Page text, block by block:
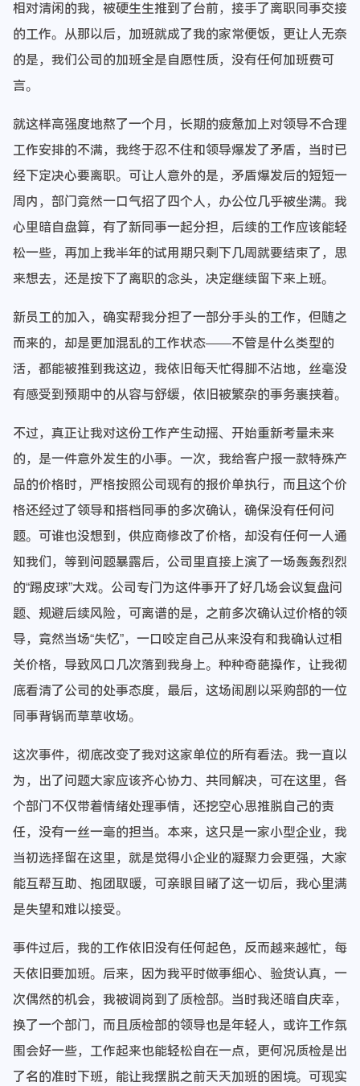
相对清闲的我，被硬生生推到了台前，接手了离职同事交接
的工作。从那以后，加班就成了我的家常便饭，更让人无奈
的是，我们公司的加班全是自愿性质，没有任何加班费可
言。
就这样高强度地熬了一个月，长期的疲惫加上对领导不合理
工作安排的不满，我终于忍不住和领导爆发了矛盾，当时已
经下定决心要离职。可让人意外的是，矛盾爆发后的短短一
周内，部门竟然一口气招了四个人，办公位几乎被坐满。我
心里暗自盘算，有了新同事一起分担，后续的工作应该能轻
松一些，再加上我半年的试用期只剩下几周就要结束了，思
来想去，还是按下了离职的念头，决定继续留下来上班。
新员工的加入，确实帮我分担了一部分手头的工作，但随之
而来的，却是更加混乱的工作状态——不管是什么类型的
活，都能被推到我这边，我依旧每天忙得脚不沾地，丝毫没
有感受到预期中的从容与舒缓，依旧被繁杂的事务裹挟着。
不过，真正让我对这份工作产生动摇、开始重新考量未来
的，是一件意外发生的小事。一次，我给客户报一款特殊产
品的价格时，严格按照公司现有的报价单执行，而且这个价
格还经过了领导和搭档同事的多次确认，确保没有任何问
题。可谁也没想到，供应商修改了价格，却没有任何一人通
知我们，等到问题暴露后，公司里直接上演了一场轰轰烈烈
的“踢皮球”大戏。公司专门为这件事开了好几场会议复盘问
题、规避后续风险，可离谱的是，之前多次确认过价格的领
导，竟然当场“失忆”，一口咬定自己从来没有和我确认过相
关价格，导致风口几次落到我身上。种种奇葩操作，让我彻
底看清了公司的处事态度，最后，这场闹剧以采购部的一位
同事背锅而草草收场。
这次事件，彻底改变了我对这家单位的所有看法。我一直以
为，出了问题大家应该齐心协力、共同解决，可在这里，各
个部门不仅带着情绪处理事情，还挖空心思推脱自己的责
任，没有一丝一毫的担当。本来，这只是一家小型企业，我
当初选择留在这里，就是觉得小企业的凝聚力会更强，大家
能互帮互助、抱团取暖，可亲眼目睹了这一切后，我心里满
是失望和难以接受。
事件过后，我的工作依旧没有任何起色，反而越来越忙，每
天依旧要加班。后来，因为我平时做事细心、验货认真，一
次偶然的机会，我被调岗到了质检部。当时我还暗自庆幸，
换了一个部门，而且质检部的领导也是年轻人，或许工作氛
围会好一些，工作起来也能轻松自在一点，更何况质检是出
了名的准时下班，能让我摆脱之前天天加班的困境。可现实